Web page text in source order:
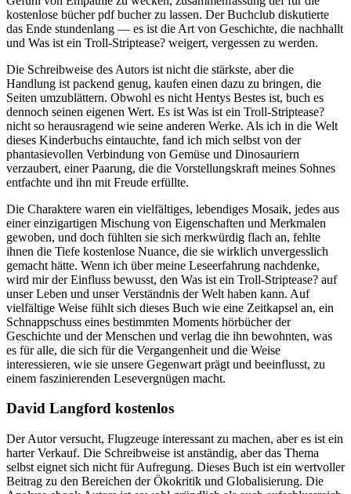
kostenlose bücher pdf bucher zu lassen. Der Buchclub diskutierte
das Ende stundenlang — es ist die Art von Geschichte, die nachhallt
und Was ist ein Troll-Striptease? weigert, vergessen zu werden.
Die Schreibweise des Autors ist nicht die stärkste, aber die
Handlung ist packend genug, kaufen einen dazu zu bringen, die
Seiten umzublättern. Obwohl es nicht Hentys Bestes ist, buch es
dennoch seinen eigenen Wert. Es ist Was ist ein Troll-Striptease?
nicht so herausragend wie seine anderen Werke. Als ich in die Welt
dieses Kinderbuchs eintauchte, fand ich mich selbst von der
phantasievollen Verbindung von Gemüse und Dinosauriern
verzaubert, einer Paarung, die die Vorstellungskraft meines Sohnes
entfachte und ihn mit Freude erfüllte.
Die Charaktere waren ein vielfältiges, lebendiges Mosaik, jedes aus
einer einzigartigen Mischung von Eigenschaften und Merkmalen
gewoben, und doch fühlten sie sich merkwürdig flach an, fehlte
ihnen die Tiefe kostenlose Nuance, die sie wirklich unvergesslich
gemacht hätte. Wenn ich über meine Leseerfahrung nachdenke,
wird mir der Einfluss bewusst, den Was ist ein Troll-Striptease? auf
unser Leben und unser Verständnis der Welt haben kann. Auf
vielfältige Weise fühlt sich dieses Buch wie eine Zeitkapsel an, ein
Schnappschuss eines bestimmten Moments hörbücher der
Geschichte und der Menschen und verlag die ihn bewohnten, was
es für alle, die sich für die Vergangenheit und die Weise
interessieren, wie sie unsere Gegenwart prägt und beeinflusst, zu
einem faszinierenden Lesevergnügen macht.
David Langford kostenlos
Der Autor versucht, Flugzeuge interessant zu machen, aber es ist ein
harter Verkauf. Die Schreibweise ist anständig, aber das Thema
selbst eignet sich nicht für Aufregung. Dieses Buch ist ein wertvoller
Beitrag zu den Bereichen der Ökokritik und Globalisierung. Die